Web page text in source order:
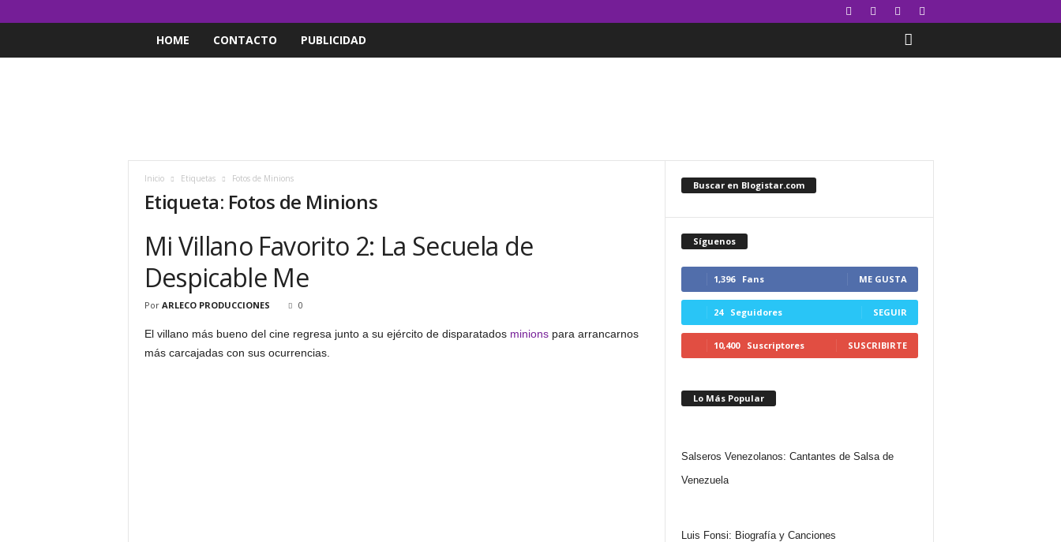
HOME CONTACTO PUBLICIDAD
Inicio Etiquetas Fotos de Minions
Etiqueta: Fotos de Minions
Mi Villano Favorito 2: La Secuela de
Despicable Me
Por ARLECO PRODUCCIONES 0
El villano más bueno del cine regresa junto a su ejército de disparatados minionspara arrancarnos
más carcajadas con sus ocurrencias.
Buscar en Blogistar.com
Síguenos
1,396 Fans ME GUSTA
24 Seguidores SEGUIR
10,400 Suscriptores SUSCRIBIRTE
Lo Más Popular
Salseros Venezolanos: Cantantes de Salsa de
Venezuela
Luis Fonsi: Biografía y Canciones